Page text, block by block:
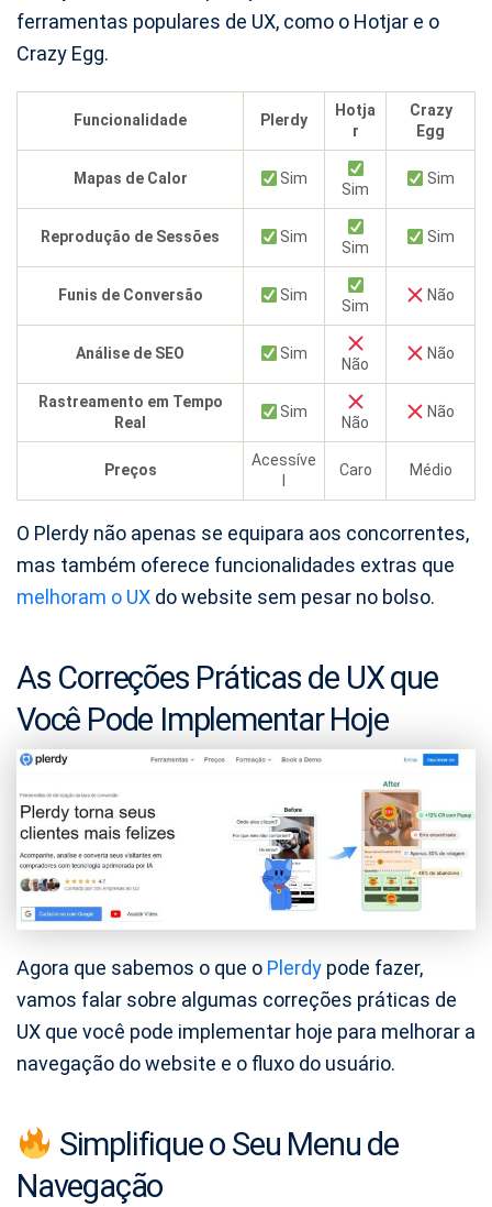
ferramentas populares de UX, como o Hotjar e o
Crazy Egg.
Funcionalidade Plerdy
Hotja
r
Crazy
Egg
Mapas de Calor Sim
Sim
Sim
Reprodução de Sessões Sim
Sim
Sim
Funis de Conversão Sim
Sim
Não
Análise de SEO Sim
Não
Não
Rastreamento em Tempo
Real
Sim
Não
Não
Preços
Acessíve
Caro Médio
O Plerdy não apenas se equipara aos concorrentes,
mas também oferece funcionalidades extras que
melhoram o UX do website sem pesar no bolso.
As Correções Práticas de UX que
Você Pode Implementar Hoje
Agora que sabemos o que o Plerdy pode fazer,
vamos falar sobre algumas correções práticas de
UX que você pode implementar hoje para melhorar a
navegação do website e o fluxo do usuário.
Simplifique o Seu Menu de
Navegação